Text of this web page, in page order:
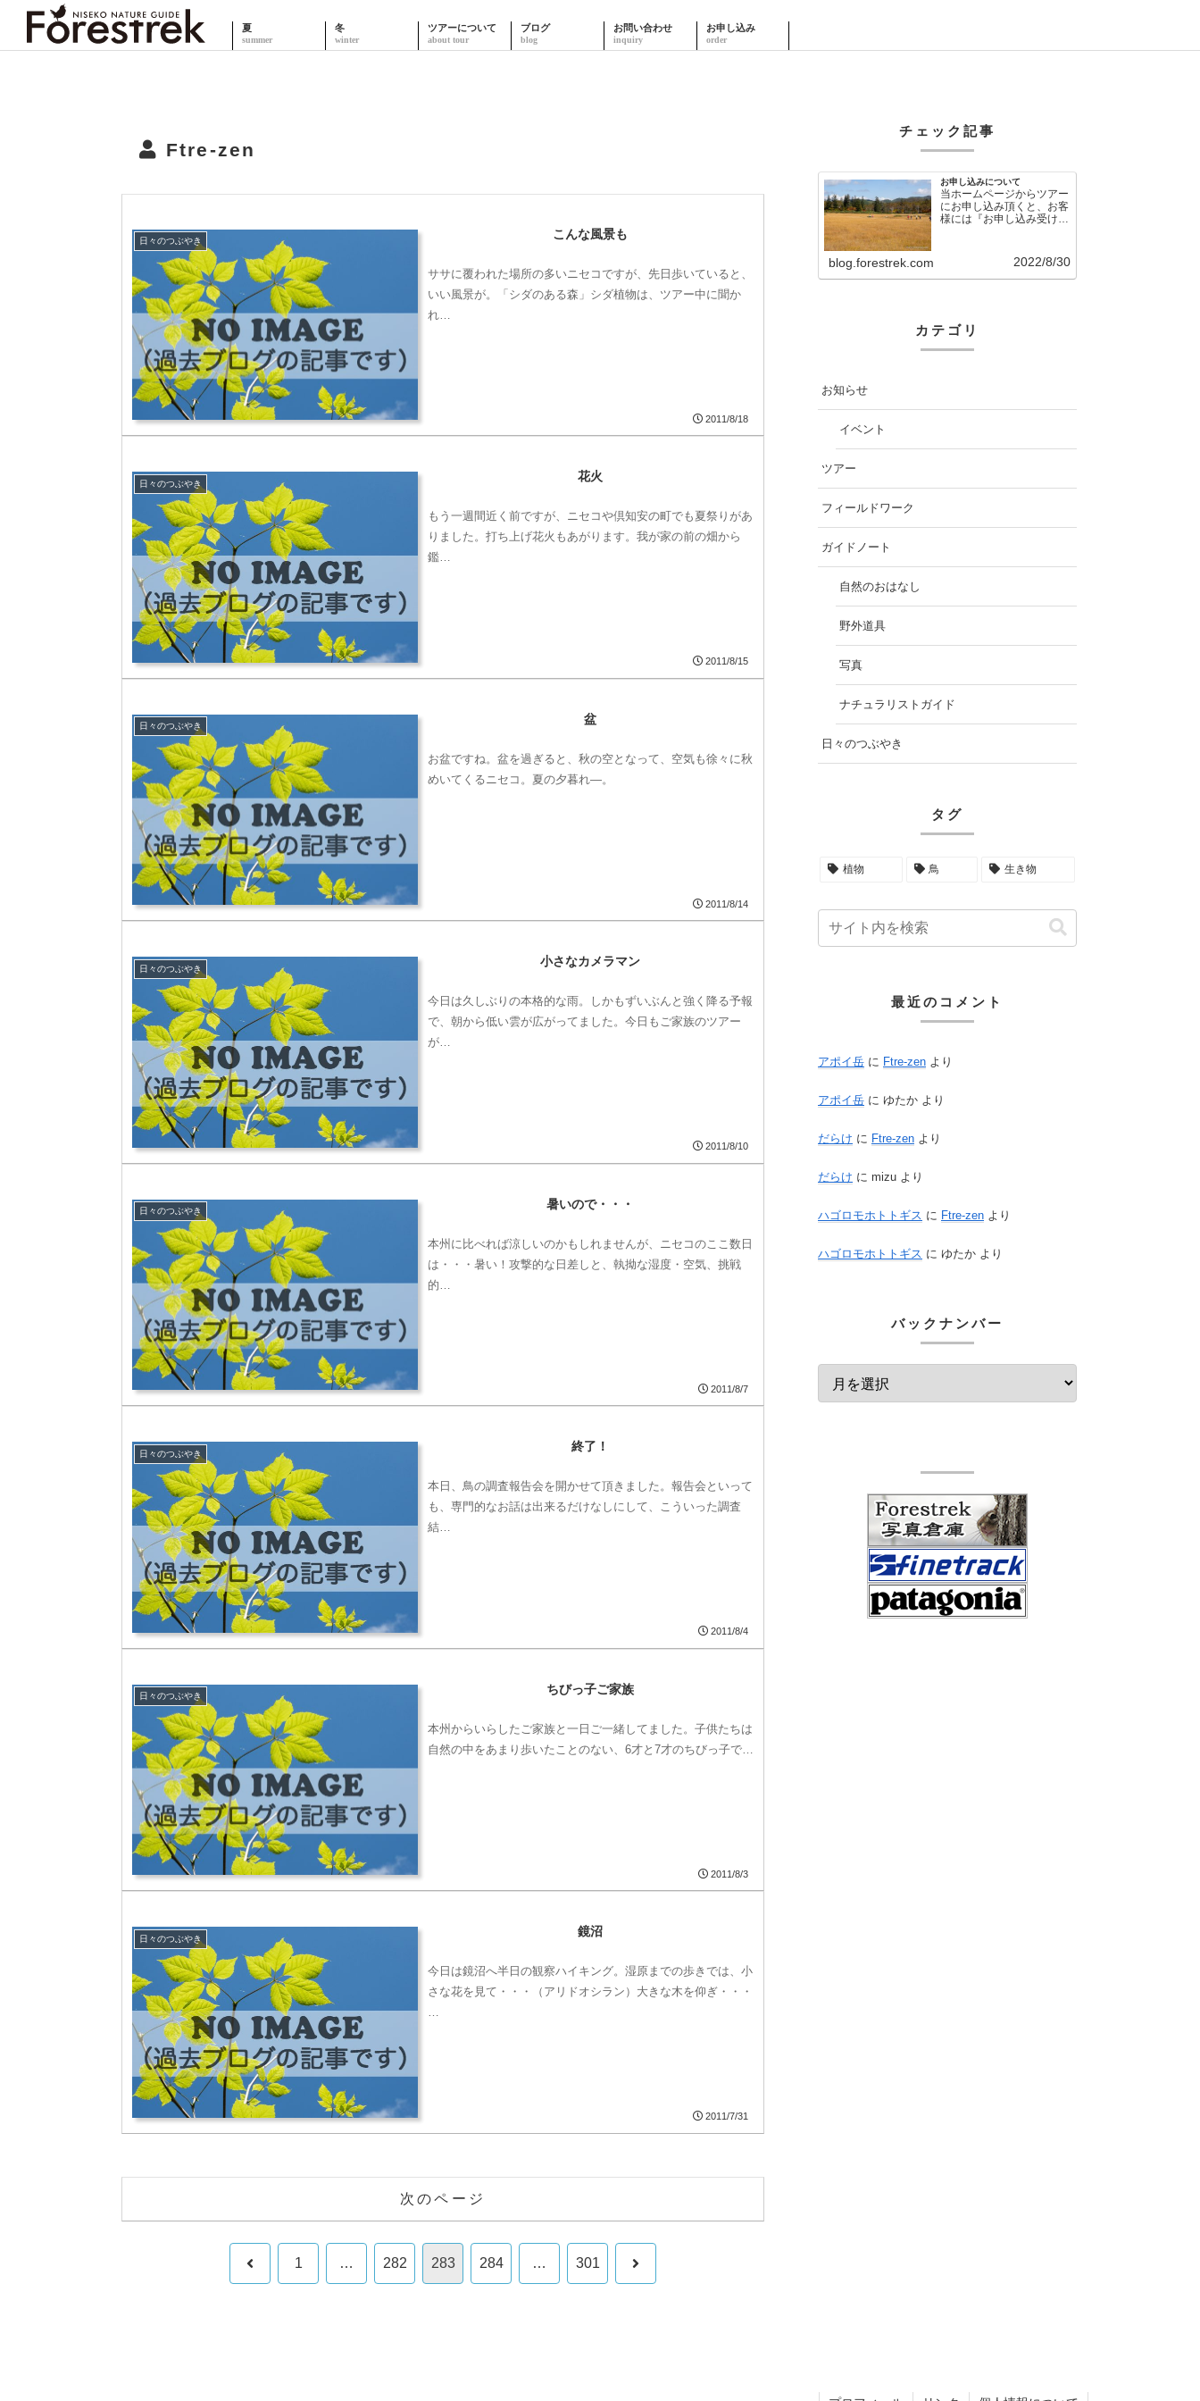
夏 冬 ツアーについて ブログ お問い合わせ お申し込み
Ftre-zen
日々のつぶやき こんな風景も
ササに覆われた場所の多いニセコですが、先日歩いていると、
いい風景が。「シダのある森」シダ植物は、ツアー中に聞か
れ…
2011/8/18
日々のつぶやき 花火
もう一週間近く前ですが、ニセコや倶知安の町でも夏祭りがあ
りました。打ち上げ花火もあがります。我が家の前の畑から
鑑…
2011/8/15
日々のつぶやき 盆
お盆ですね。盆を過ぎると、秋の空となって、空気も徐々に秋
めいてくるニセコ。夏の夕暮れ―。
2011/8/14
日々のつぶやき 小さなカメラマン
今日は久しぶりの本格的な雨。しかもずいぶんと強く降る予報
で、朝から低い雲が広がってました。今日もご家族のツアー
が…
2011/8/10
日々のつぶやき 暑いので・・・
本州に比べれば涼しいのかもしれませんが、ニセコのここ数日
は・・・暑い！攻撃的な日差しと、執拗な湿度・空気、挑戦
的…
2011/8/7
日々のつぶやき 終了！
本日、鳥の調査報告会を開かせて頂きました。報告会といって
も、専門的なお話は出来るだけなしにして、こういった調査
結…
2011/8/4
日々のつぶやき ちびっ子ご家族
本州からいらしたご家族と一日ご一緒してました。子供たちは
自然の中をあまり歩いたことのない、6才と7才のちびっ子で…
2011/8/3
日々のつぶやき 鏡沼
今日は鏡沼へ半日の観察ハイキング。湿原までの歩きでは、小
さな花を見て・・・（アリドオシラン）大きな木を仰ぎ・・・
…
2011/7/31
次のページ
前 1 … 282 283 284 … 301 次
チェック記事
お申し込みについて
当ホームページからツアー
にお申し込み頂くと、お客
様には『お申し込み受け付
blog.forestrek.com 2022/8/30
カテゴリ
お知らせ
イベント
ツアー
フィールドワーク
ガイドノート
自然のおはなし
野外道具
写真
ナチュラリストガイド
日々のつぶやき
タグ
植物 鳥 生き物
最近のコメント
アポイ岳 に Ftre-zen より
アポイ岳 に ゆたか より
だらけ に Ftre-zen より
だらけ に mizu より
ハゴロモホトトギス に Ftre-zen より
ハゴロモホトトギス に ゆたか より
バックナンバー